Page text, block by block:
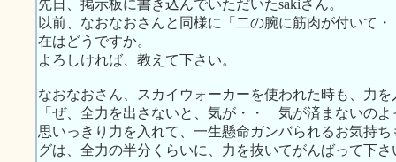
先日、掲示板に書き込んでいただいたsakiさん。
以前、なおなおさんと同様に「二の腕に筋肉が付いて
在はどうですか。
よろしければ、教えて下さい。
なおなおさん、スカイウォーカーを使われた時も、力
「ぜ、全力を出さないと、気が・・ 気が済まないのよ
思いっきり力を入れて、一生懸命ガンバられるお気持
グは、全力の半分くらいに、力を抜いてがんばって下さ